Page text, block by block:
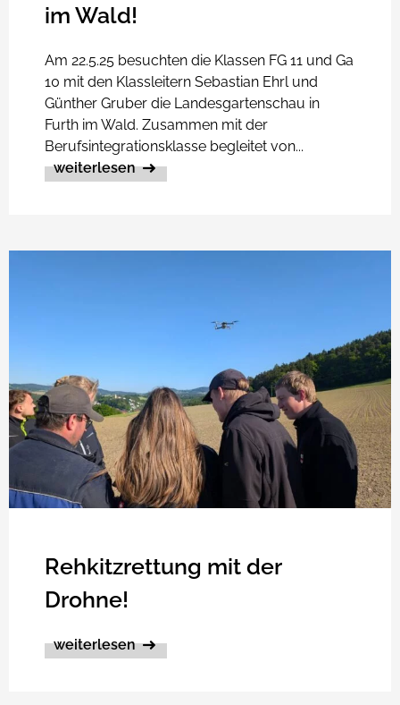
im Wald!
Am 22.5.25 besuchten die Klassen FG 11 und Ga
10 mit den Klassleitern Sebastian Ehrl und
Günther Gruber die Landesgartenschau in
Furth im Wald. Zusammen mit der
Berufsintegrationsklasse begleitet von...
weiterlesen
Rehkitzrettung mit der
Drohne!
weiterlesen